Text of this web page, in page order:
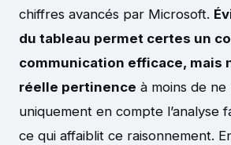
chiffres avancés par Microsoft.
du tableau permet certes un
communication efficace, mais
réelle pertinence à moins de
uniquement en compte l’analyse
ce qui affaiblit ce raisonnement.